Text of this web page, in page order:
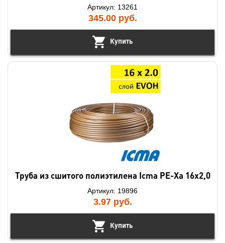
Артикул: 13261
345.00 руб.
Купить
Труба из сшитого полиэтилена Icma PE-Xa 16х2,0
Артикул: 19896
3.97 руб.
Купить